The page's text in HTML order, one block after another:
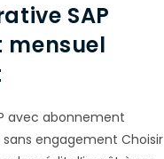
SAP
mensuel
avec abonnement
engagement Choisir